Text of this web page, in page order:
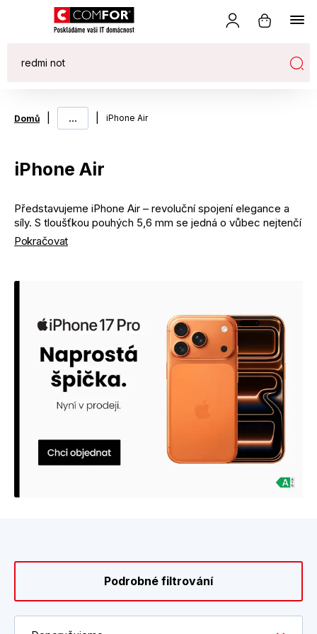
Domů ... iPhone Air
iPhone Air
Představujeme iPhone Air – revoluční spojení elegance a
síly. S tloušťkou pouhých 5,6 mm se jedná o vůbec nejtenčí
iPhone v historii, který se téměř ztrácí v ruce, ale přesto
zůstává nečekaně pevný. Díky ultralehkému titanovému
který je neskutečně lehký na pohled, ale hyperrychlý při
Převratný design a odolnost
I přes svou minimální tloušťku je iPhone Air navržen tak, aby
vydržel víc než všechny předchozí modely:
Titan a Ceramic Shield:
Kombinace ultralehkého
titanového rámečku a nového Ceramic Shieldu 2 na
přední straně zajišťuje 3× vyšší odolnost proti
poškrábání. Zadní strana je pak 4× odolnější proti
Brilantní 6,5palcový displej
: Prostorná plocha pro
váš obsah v neuvěřitelně štíhlém těle, které chrání
Profesionální výkon v tenkém těle
podává profesionální výkon v převratně tenkém
Pokračovat
Podrobné filtrování